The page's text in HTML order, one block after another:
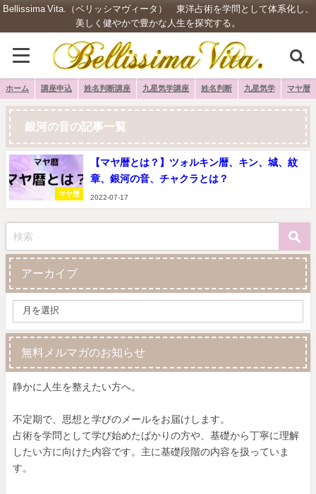
Bellissima Vita.（ベリッシマヴィータ） 東洋占術を学問として体系化し、
美しく健やかで豊かな人生を探究する。
ホーム 講座申込 姓名判断講座 九星気学講座 姓名判断 九星気学 マヤ暦
銀河の音の記事一覧
マヤ暦
【マヤ暦とは？】ツォルキン暦、キン、城、紋
章、銀河の音、チャクラとは？
2022-07-17
アーカイブ
無料メルマガのお知らせ
静かに人生を整えたい方へ。
不定期で、思想と学びのメールをお届けします。
占術を学問として学び始めたばかりの方や、基礎から丁寧に理解
したい方に向けた内容です。主に基礎段階の内容を扱っていま
す。